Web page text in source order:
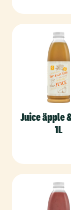
Juice äpple
1L